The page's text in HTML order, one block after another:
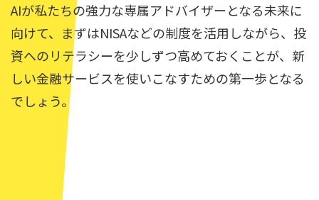
AIが私たちの強力な専属アドバイザーとなる未来に
向けて、まずはNISAなどの制度を活用しながら、投
資へのリテラシーを少しずつ高めておくことが、新
しい金融サービスを使いこなすための第一歩となる
でしょう。